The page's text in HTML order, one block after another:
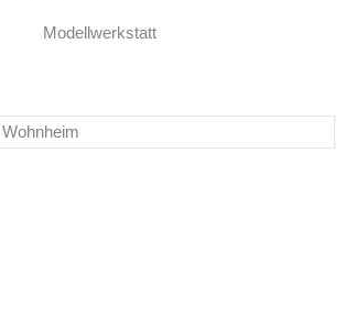
Modellwerkstatt